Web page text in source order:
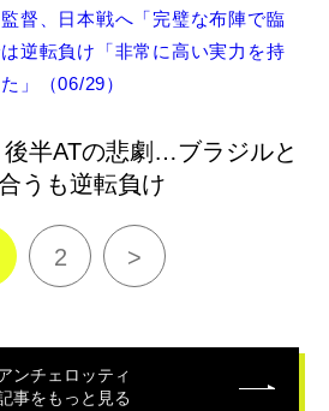
督、日本戦へ「完璧な布陣で臨
逆転負け「非常に高い実力を持
」（06/29）
後半ATの悲劇…ブラジルと
うも逆転負け
2 >
ンチェロッティ
事をもっと見る